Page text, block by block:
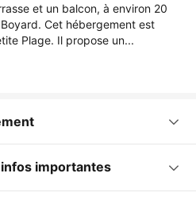
et un balcon, à environ 20
Cet hébergement est
Plage. Il propose un...
importantes